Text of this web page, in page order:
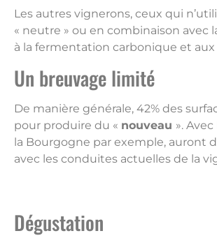
Les autres vignerons, ceux qui
« neutre » ou en combinaison avec
à la fermentation carbonique et
Un breuvage limité
De manière générale, 42% des
pour produire du « nouveau ».
la Bourgogne par exemple, auront
avec les conduites actuelles de la
Dégustation